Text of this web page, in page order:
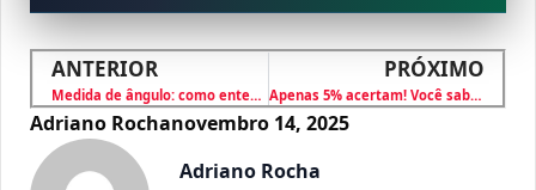
ANTERIOR
Medida de ângulo: como entender graus, minutos e segundos?
PRÓXIMO
Apenas 5% acertam! Você sabe resolver essa expressão?
Adriano Rochanovembro 14, 2025
Adriano Rocha